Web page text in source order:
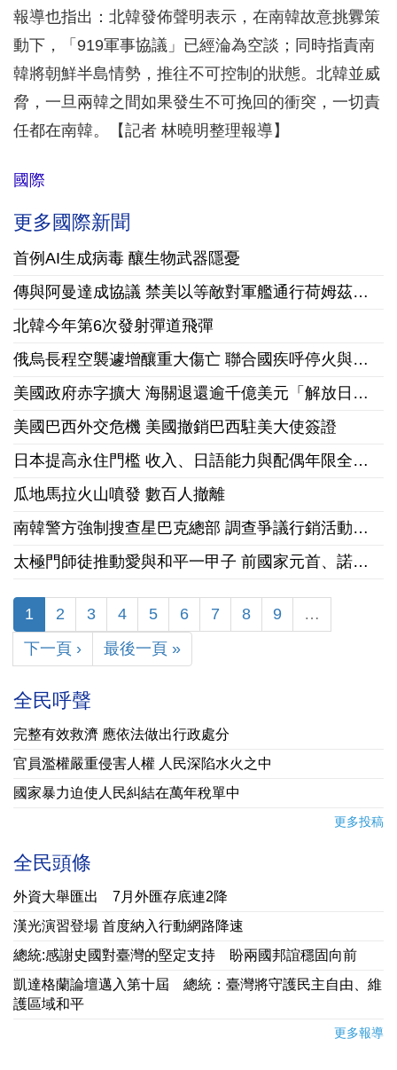
報導也指出：北韓發佈聲明表示，在南韓故意挑釁策
動下，「919軍事協議」已經淪為空談；同時指責南
韓將朝鮮半島情勢，推往不可控制的狀態。北韓並威
脅，一旦兩韓之間如果發生不可挽回的衝突，一切責
任都在南韓。【記者 林曉明整理報導】
國際
更多國際新聞
首例AI生成病毒 釀生物武器隱憂
傳與阿曼達成協議 禁美以等敵對軍艦通行荷姆茲海峽
北韓今年第6次發射彈道飛彈
俄烏長程空襲遽增釀重大傷亡 聯合國疾呼停火與國際急馳援
美國政府赤字擴大 海關退還逾千億美元「解放日」關稅
美國巴西外交危機 美國撤銷巴西駐美大使簽證
日本提高永住門檻 收入、日語能力與配偶年限全面收緊
瓜地馬拉火山噴發 數百人撤離
南韓警方強制搜查星巴克總部 調查爭議行銷活動「坦克日」
太極門師徒推動愛與和平一甲子 前國家元首、諾貝爾和平獎獲獎組織領袖來台祝賀
1 2 3 4 5 6 7 8 9
…
下一頁 ›
最後一頁 »
全民呼聲
完整有效救濟 應依法做出行政處分
官員濫權嚴重侵害人權 人民深陷水火之中
國家暴力迫使人民糾結在萬年稅單中
更多投稿
全民頭條
外資大舉匯出 7月外匯存底連2降
漢光演習登場 首度納入行動網路降速
總統:感謝史國對臺灣的堅定支持 盼兩國邦誼穩固向前
凱達格蘭論壇邁入第十屆 總統：臺灣將守護民主自由、維
護區域和平
更多報導